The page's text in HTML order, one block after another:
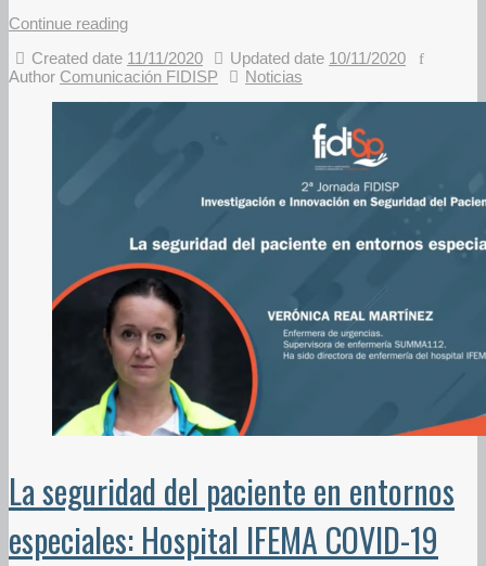
Continue reading
Created date 11/11/2020 Updated date 10/11/2020
Author Comunicación FIDISP Noticias
La seguridad del paciente en entornos
especiales: Hospital IFEMA COVID-19